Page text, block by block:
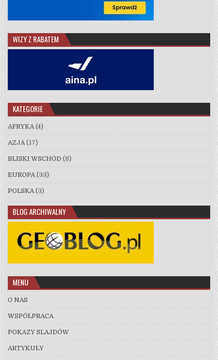
WIZY Z RABATEM
KATEGORIE
AFRYKA(4)
AZJA(17)
BLISKI WSCHÓD (8)
EUROPA(33)
POLSKA(3)
BLOG ARCHIWALNY
MENU
O NAS
WSPÓŁPRACA
POKAZY SLAJDÓW
ARTYKUŁY